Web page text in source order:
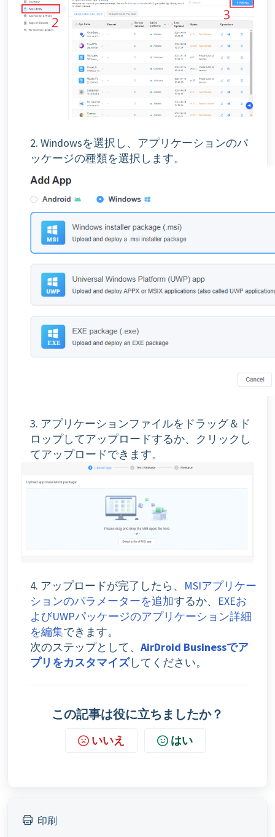
2. Windowsを選択し、アプリケーションのパ
ッケージの種類を選択します。
3. アプリケーションファイルをドラッグ＆ド
ロップしてアップロードするか、クリックし
てアップロードできます。
4. アップロードが完了したら、 MSIアプリケー
ションのパラメーターを追加するか、 EXEお
よびUWPパッケージのアプリケーション詳細
を編集できます。
次のステップとして、 AirDroid Businessでア
プリをカスタマイズしてください。
この記事は役に立ちましたか？
いいえ はい
印刷